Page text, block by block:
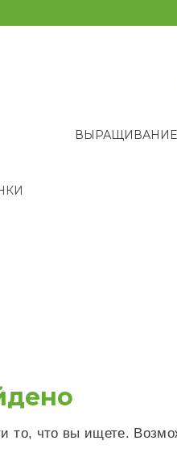
ВЫРАЩИВАНИЕ
то, что вы ищете.